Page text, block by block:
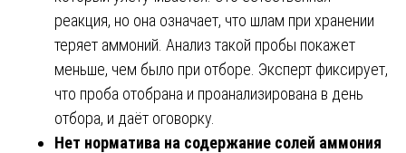
реакция, но она означает, что шлам при хранении
теряет аммоний. Анализ такой пробы покажет
меньше, чем было при отборе. Эксперт фиксирует,
что проба отобрана и проанализирована в день
отбора, и даёт оговорку.
Нет норматива на содержание солей аммония